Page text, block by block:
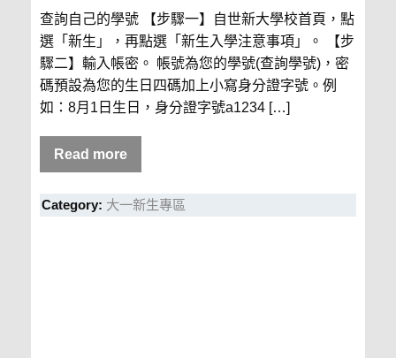
查詢自己的學號 【步驟一】自世新大學校首頁，點
選「新生」，再點選「新生入學注意事項」。 【步
驟二】輸入帳密。 帳號為您的學號(查詢學號)，密
碼預設為您的生日四碼加上小寫身分證字號。例
如：8月1日生日，身分證字號a1234 […]
Read more
Category: 大一新生專區